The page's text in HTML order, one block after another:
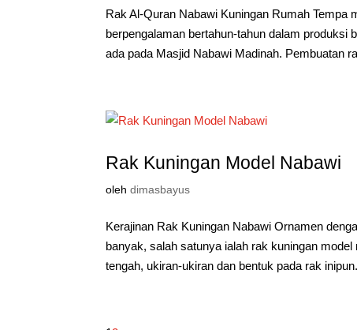
Rak Al-Quran Nabawi Kuningan Rumah Tempa
berpengalaman bertahun-tahun dalam produksi
ada pada Masjid Nabawi Madinah. Pembuatan
Rak Kuningan Model Nabawi
olehdimasbayus
Kerajinan Rak Kuningan Nabawi Ornamen
banyak, salah satunya ialah rak kuningan
tengah, ukiran-ukiran dan bentuk pada rak